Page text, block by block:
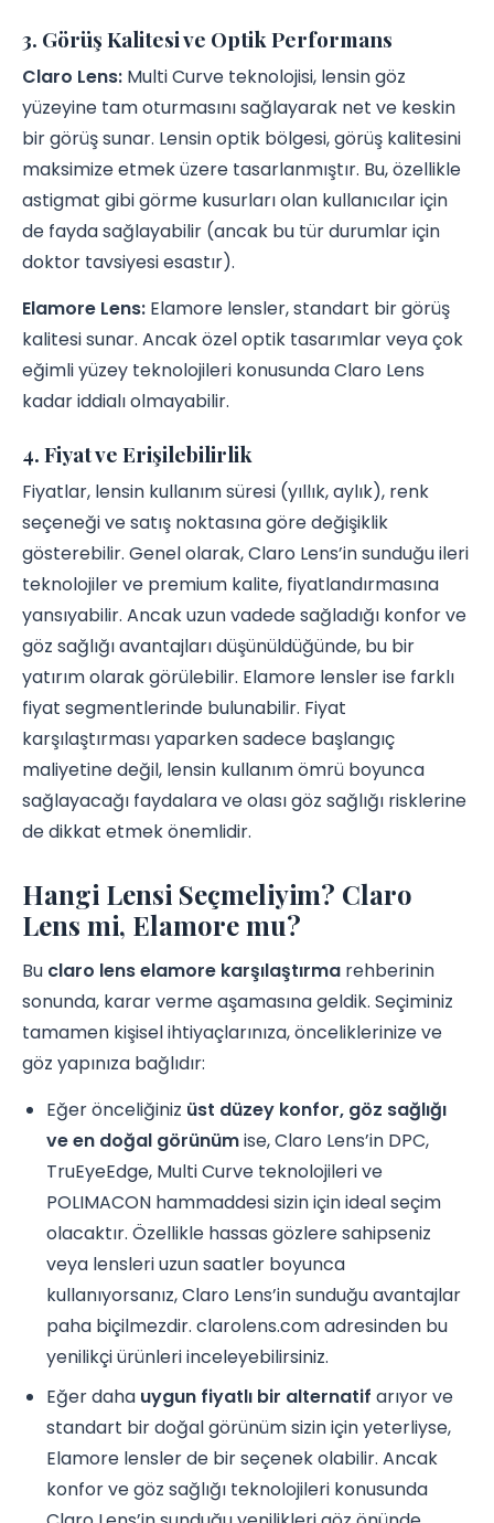
3. Görüş Kalitesi ve Optik Performans
Claro Lens: Multi Curve teknolojisi, lensin göz
yüzeyine tam oturmasını sağlayarak net ve keskin
bir görüş sunar. Lensin optik bölgesi, görüş kalitesini
maksimize etmek üzere tasarlanmıştır. Bu, özellikle
astigmat gibi görme kusurları olan kullanıcılar için
de fayda sağlayabilir (ancak bu tür durumlar için
doktor tavsiyesi esastır).
Elamore Lens: Elamore lensler, standart bir görüş
kalitesi sunar. Ancak özel optik tasarımlar veya çok
eğimli yüzey teknolojileri konusunda Claro Lens
kadar iddialı olmayabilir.
4. Fiyat ve Erişilebilirlik
Fiyatlar, lensin kullanım süresi (yıllık, aylık), renk
seçeneği ve satış noktasına göre değişiklik
gösterebilir. Genel olarak, Claro Lens’in sunduğu ileri
teknolojiler ve premium kalite, fiyatlandırmasına
yansıyabilir. Ancak uzun vadede sağladığı konfor ve
göz sağlığı avantajları düşünüldüğünde, bu bir
yatırım olarak görülebilir. Elamore lensler ise farklı
fiyat segmentlerinde bulunabilir. Fiyat
karşılaştırması yaparken sadece başlangıç
maliyetine değil, lensin kullanım ömrü boyunca
sağlayacağı faydalara ve olası göz sağlığı risklerine
de dikkat etmek önemlidir.
Hangi Lensi Seçmeliyim? Claro
Lens mi, Elamore mu?
Bu claro lens elamore karşılaştırma rehberinin
sonunda, karar verme aşamasına geldik. Seçiminiz
tamamen kişisel ihtiyaçlarınıza, önceliklerinize ve
göz yapınıza bağlıdır:
Eğer önceliğiniz üst düzey konfor, göz sağlığı
ve en doğal görünümise, Claro Lens’in DPC,
TruEyeEdge, Multi Curve teknolojileri ve
POLIMACON hammaddesi sizin için ideal seçim
olacaktır. Özellikle hassas gözlere sahipseniz
veya lensleri uzun saatler boyunca
kullanıyorsanız, Claro Lens’in sunduğu avantajlar
paha biçilmezdir. clarolens.com adresinden bu
yenilikçi ürünleri inceleyebilirsiniz.
Eğer daha uygun fiyatlı bir alternatif arıyor ve
standart bir doğal görünüm sizin için yeterliyse,
Elamore lensler de bir seçenek olabilir. Ancak
konfor ve göz sağlığı teknolojileri konusunda